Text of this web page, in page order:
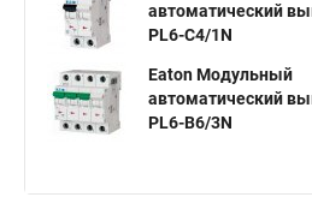
автоматический
PL6-C4/1N
Eaton Модульный
автоматический
PL6-B6/3N